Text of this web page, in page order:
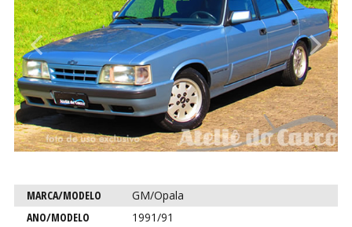
Anterior
Característica
Descrição
para este
MARCA/MODELO
GM/Opala
ANO/MODELO
1991/91